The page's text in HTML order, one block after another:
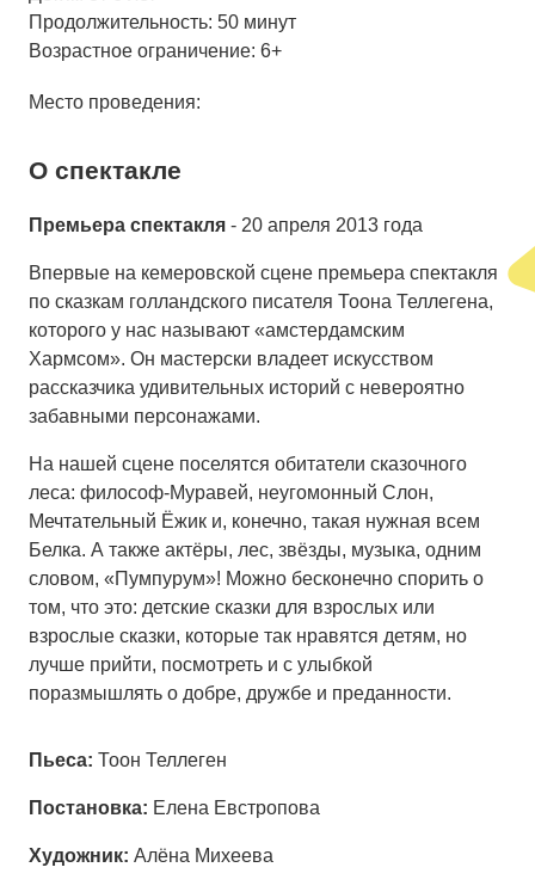
Стандартный
Гарнитура:
Без засечек
Продолжительность: 50 минут
Возрастное ограничение: 6+
Место проведения:
О спектакле
Премьера спектакля - 20 апреля 2013 года
Впервые на кемеровской сцене премьера спектакля
по сказкам голландского писателя Тоона Теллегена,
которого у нас называют «амстердамским
Хармсом». Он мастерски владеет искусством
рассказчика удивительных историй с невероятно
забавными персонажами.
На нашей сцене поселятся обитатели сказочного
леса: философ-Муравей, неугомонный Слон,
Мечтательный Ёжик и, конечно, такая нужная всем
Белка. А также актёры, лес, звёзды, музыка, одним
словом, «Пумпурум»! Можно бесконечно спорить о
том, что это: детские сказки для взрослых или
взрослые сказки, которые так нравятся детям, но
лучше прийти, посмотреть и с улыбкой
поразмышлять о добре, дружбе и преданности.
Пьеса: Тоон Теллеген
Постановка: Елена Евстропова
Художник: Алёна Михеева